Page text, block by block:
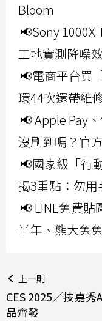
Bloom
📢Sony 1000X
工地實測降噪
📢電商平台買
環44次還帶維
📢 Apple Pay
沒刷到嗎？官
📢國家級「行
揭3重點：勿
📢 LINE免費
半年、熊大兔
上一則
CES 2025／技嘉
品齊發